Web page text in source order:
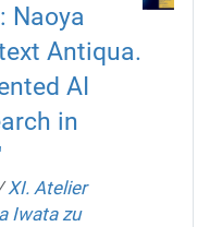
Naoya
Antiqua.
AI
in
XI. Atelier
Iwata zu